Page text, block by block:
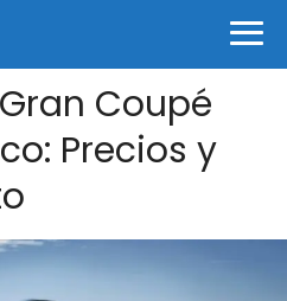
Coupé
Precios y